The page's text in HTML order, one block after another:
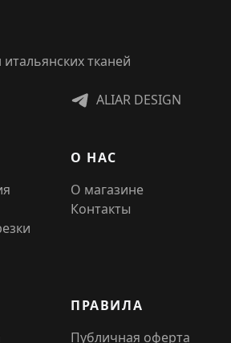
тканей
ALIAR DESIGN
О НАС
О магазине
Контакты
ПРАВИЛА
Публичная оферта